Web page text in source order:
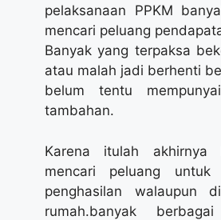
pelaksanaan PPKM
mencari peluang
Banyak yang terpaksa
atau malah jadi berhenti
belum tentu
tambahan.
Karena itulah akhirnya
mencari peluang untuk
penghasilan walaupun
rumah.banyak